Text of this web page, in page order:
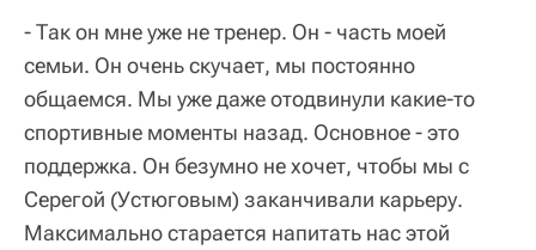
- Так он мне уже не тренер. Он - часть моей
семьи. Он очень скучает, мы постоянно
общаемся. Мы уже даже отодвинули какие-то
спортивные моменты назад. Основное - это
поддержка. Он безумно не хочет, чтобы мы с
Серегой (Устюговым) заканчивали карьеру.
Максимально старается напитать нас этой